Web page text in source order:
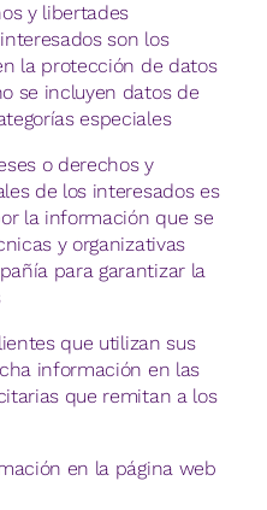
y libertades
son los
la protección de datos
se incluyen datos de
especiales
o derechos y
de los interesados es
la información que se
y organizativas
para garantizar la
que utilizan sus
información en las
que remitan a los
en la página web